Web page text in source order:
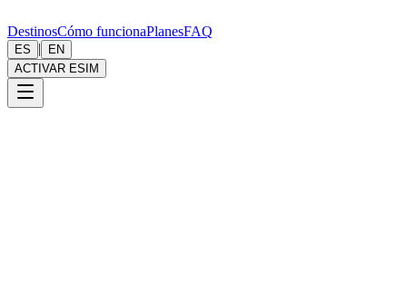
DestinosCómo funcionaPlanesFAQ
ES |
EN
ACTIVAR ESIM